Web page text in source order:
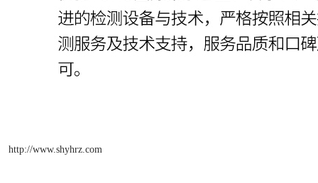
http://www.shyhrz.com